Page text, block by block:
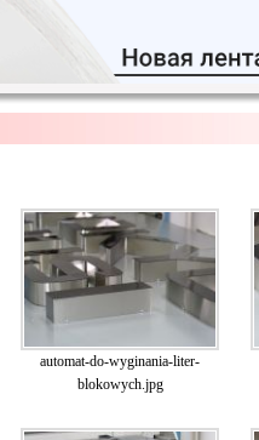
automat-do-wyginania-liter-
blokowych.jpg